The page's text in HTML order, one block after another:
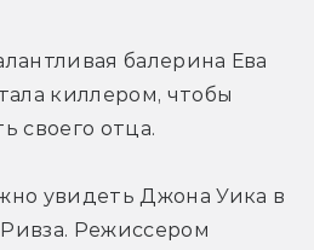
балерина Ева
киллером, чтобы
своего отца.
увидеть Джона Уика в
Режиссером